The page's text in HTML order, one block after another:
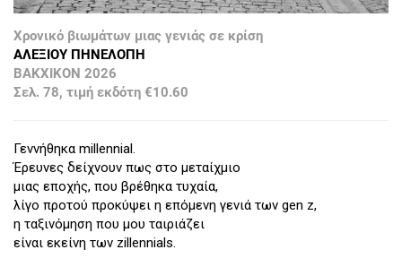
Χρονικό βιωμάτων μιας γενιάς σε κρίση
ΑΛΕΞΙΟΥ ΠΗΝΕΛΟΠΗ
ΒΑΚΧΙΚΟΝ 2026
Σελ. 78, τιμή εκδότη €10.60
Γεννήθηκα millennial.
Έρευνες δείχνουν πως στο μεταίχμιο
μιας εποχής, που βρέθηκα τυχαία,
λίγο προτού προκύψει η επόμενη γενιά των gen z,
η ταξινόμηση που μου ταιριάζει
είναι εκείνη των zillennials.